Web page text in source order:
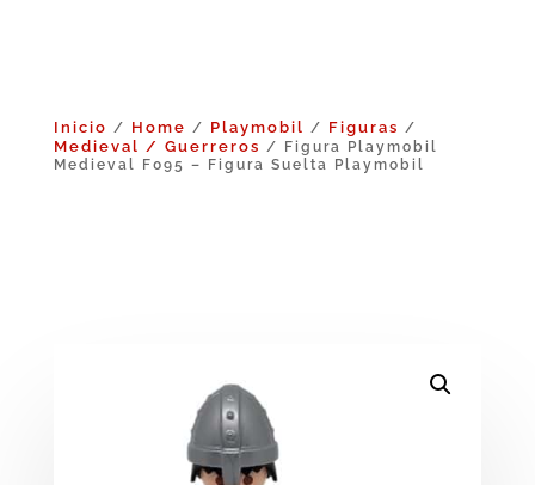
Inicio / Home / Playmobil / Figuras /
Medieval / Guerreros / Figura Playmobil
Medieval F095 – Figura Suelta Playmobil